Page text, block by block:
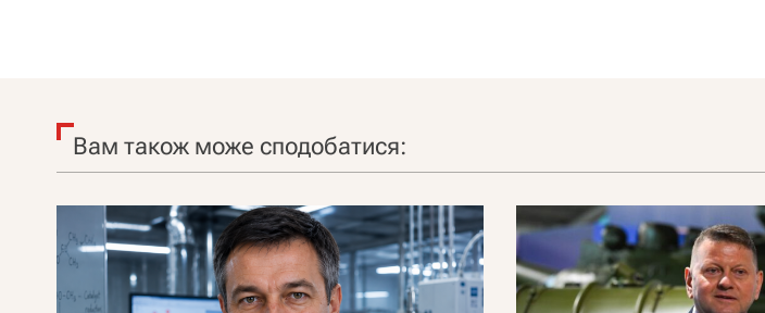
Вам також може сподобатися: